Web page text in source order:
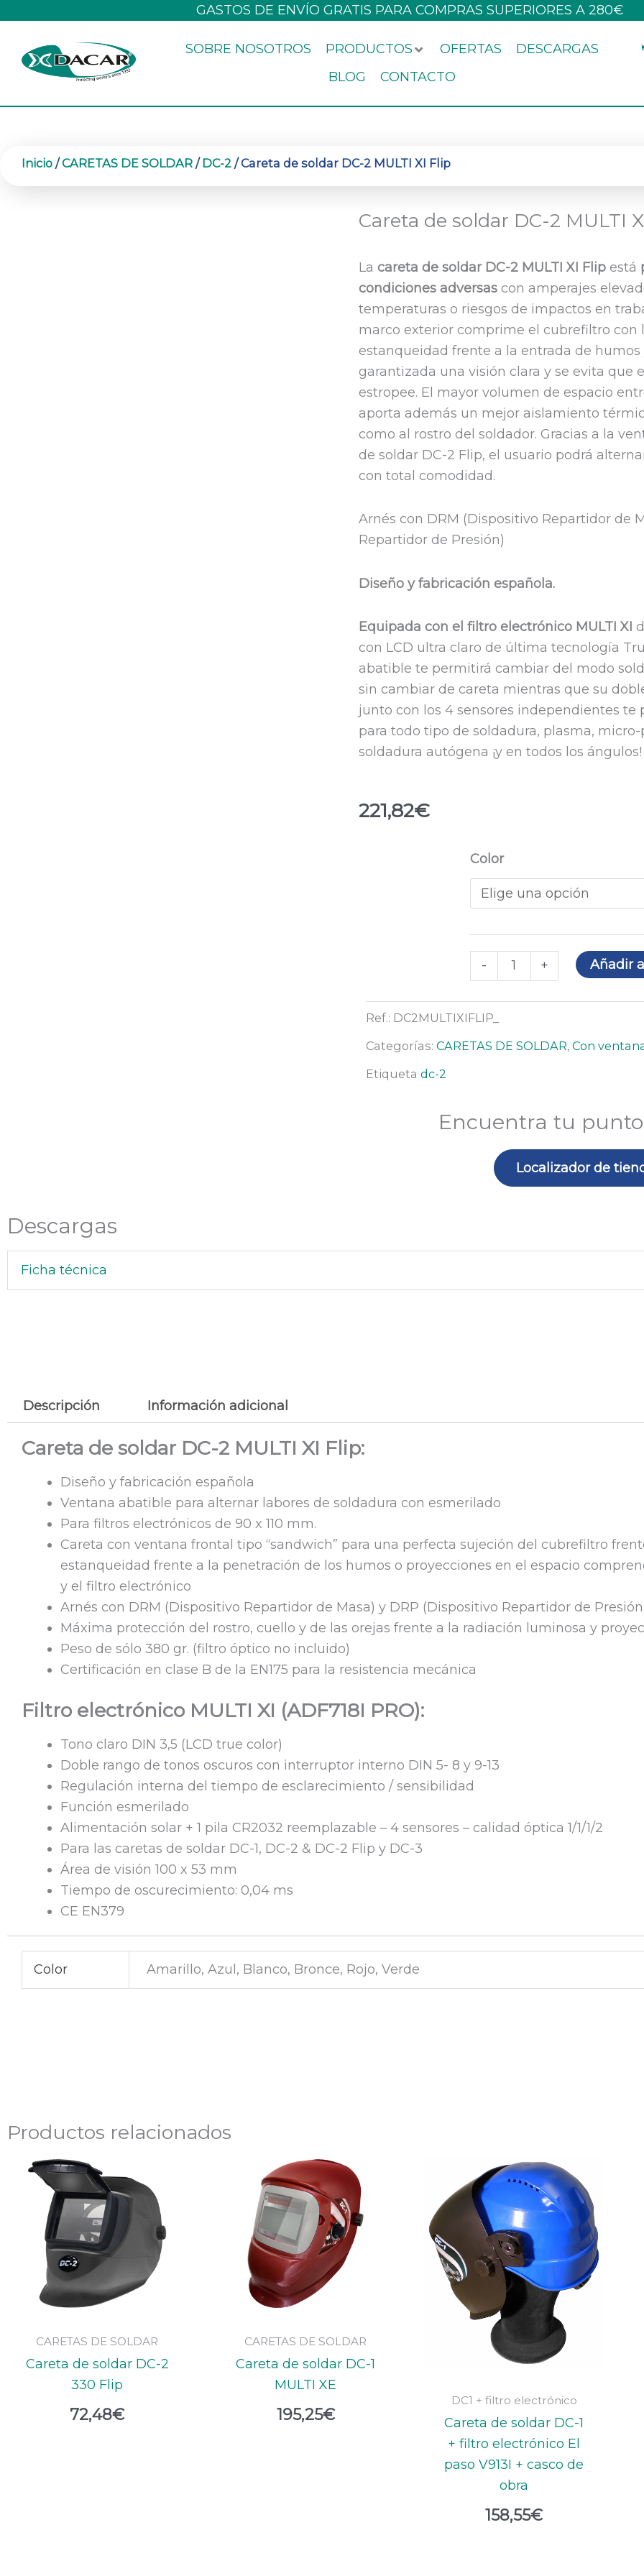
contenido
GASTOS DE ENVÍO GRATIS PARA COMPRAS SUPERIORES A 280€
SOBRE NOSOTROS PRODUCTOS OFERTAS
DESCARGAS
BLOG
CONTACTO
Inicio /CARETAS DE SOLDAR /DC-2 / Careta de soldar DC-2 MULTI XI Flip
Careta de soldar DC-2 MULTI
La careta de soldar DC-2 MULTI XI Flipestá
condiciones adversascon amperajes
temperaturas o riesgos de impactos en
marco exterior comprime el cubrefiltro con
estanqueidad frente a la entrada de humos
garantizada una visión clara y se evita que
estropee. El mayor volumen de espacio
aporta además un mejor aislamiento
como al rostro del soldador. Gracias a la
de soldar DC-2 Flip, el usuario podrá
con total comodidad.
Arnés con DRM (Dispositivo Repartidor de
Repartidor de Presión)
Diseño y fabricación española.
Equipada con el filtro electrónico MULTI XI
con LCD ultra claro de última tecnología
abatible te permitirá cambiar del modo
sin cambiar de careta mientras que su
junto con los 4 sensores independientes te
para todo tipo de soldadura, plasma,
soldadura autógena ¡y en todos los ángulos!
221,82€
Color
-
Careta
de
soldar
2
XI
Flip
cantidad
+ Añadir
Ref.: DC2MULTIXIFLIP_
Categorías: CARETAS DE SOLDAR, Con
Etiqueta dc-2
Encuentra tu
Localizador de
Descargas
Ficha técnica
Descripción Información adicional
Careta de soldar DC-2 MULTI XI Flip:
Diseño y fabricación española
Ventana abatible para alternar labores de soldadura con esmerilado
Para filtros electrónicos de 90 x 110 mm.
Careta con ventana frontal tipo “sandwich” para una perfecta sujeción del cubrefiltro
estanqueidad frente a la penetración de los humos o proyecciones en el espacio
y el filtro electrónico
Arnés con DRM (Dispositivo Repartidor de Masa) y DRP (Dispositivo Repartidor de
Máxima protección del rostro, cuello y de las orejas frente a la radiación luminosa y
Peso de sólo 380 gr. (filtro óptico no incluido)
Certificación en clase B de la EN175 para la resistencia mecánica
Filtro electrónico MULTI XI (ADF718I PRO):
Tono claro DIN 3,5 (LCD true color)
Doble rango de tonos oscuros con interruptor interno DIN 5- 8 y 9-13
Regulación interna del tiempo de esclarecimiento / sensibilidad
Función esmerilado
Alimentación solar + 1 pila CR2032 reemplazable – 4 sensores – calidad óptica 1/1/1/2
Para las caretas de soldar DC-1, DC-2 & DC-2 Flip y DC-3
Área de visión 100 x 53 mm
Tiempo de oscurecimiento: 0,04 ms
CE EN379
Color Amarillo, Azul, Blanco, Bronce, Rojo, Verde
Productos relacionados
CARETAS DE SOLDAR
Careta de soldar DC-2
330 Flip
72,48€
CARETAS DE SOLDAR
Careta de soldar DC-1
MULTI XE
195,25€
DC1 + filtro electrónico
Careta de soldar DC-1
+ filtro electrónico El
paso V913I + casco de
obra
158,55€